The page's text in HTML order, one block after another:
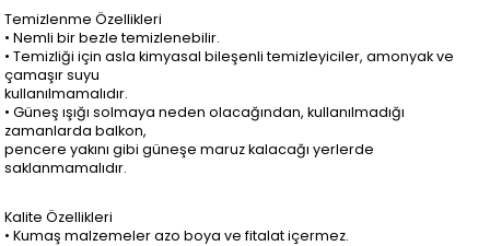
Temizlenme Özellikleri
• Nemli bir bezle temizlenebilir.
• Temizliği için asla kimyasal bileşenli temizleyiciler, amonyak ve
çamaşır suyu
kullanılmamalıdır.
• Güneş ışığı solmaya neden olacağından, kullanılmadığı
zamanlarda balkon,
pencere yakını gibi güneşe maruz kalacağı yerlerde
saklanmamalıdır.
Kalite Özellikleri
• Kumaş malzemeler azo boya ve fitalat içermez.